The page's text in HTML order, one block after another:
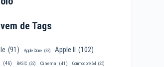
de Tags
(91) Apple Clone (33) Apple II (102)
(46) BASIC (32) Cinema (41) Commodore 64 (35)